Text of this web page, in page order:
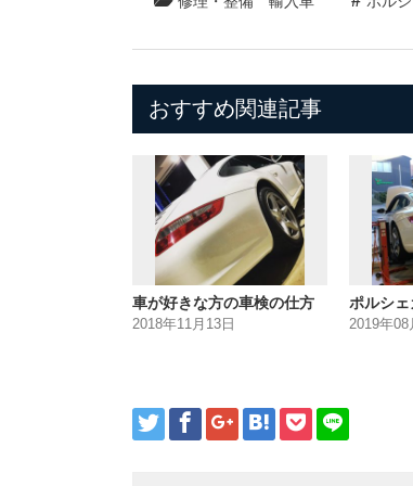
おすすめ関連記事
車が好きな方の車検の仕方
2018年11月13日
ポルシ
2019年08